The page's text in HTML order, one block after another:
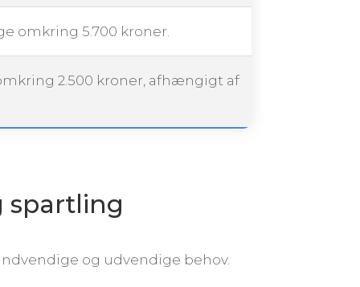
omkring 5.700 kroner.
2.500 kroner, afhængigt af
spartling
og udvendige behov.